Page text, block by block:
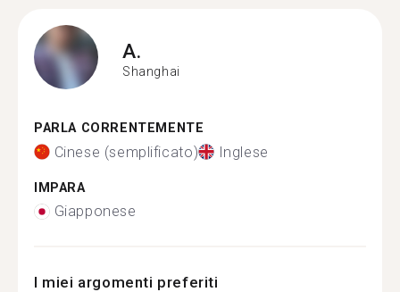
A.
Shanghai
PARLA CORRENTEMENTE
Cinese (semplificato) Inglese
IMPARA
Giapponese
I miei argomenti preferiti